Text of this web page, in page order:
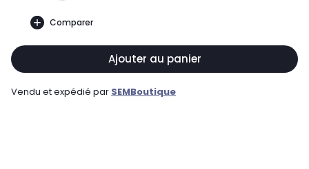
Comparer
Ajouter au panier
Vendu et expédié par SEMBoutique